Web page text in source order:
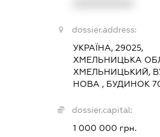
dossier.address:
УКРАЇНА, 29025,
ХМЕЛЬНИЦЬКА
ХМЕЛЬНИЦЬКИЙ,
НОВА , БУДИНОК
dossier.capital:
1 000 000 грн.